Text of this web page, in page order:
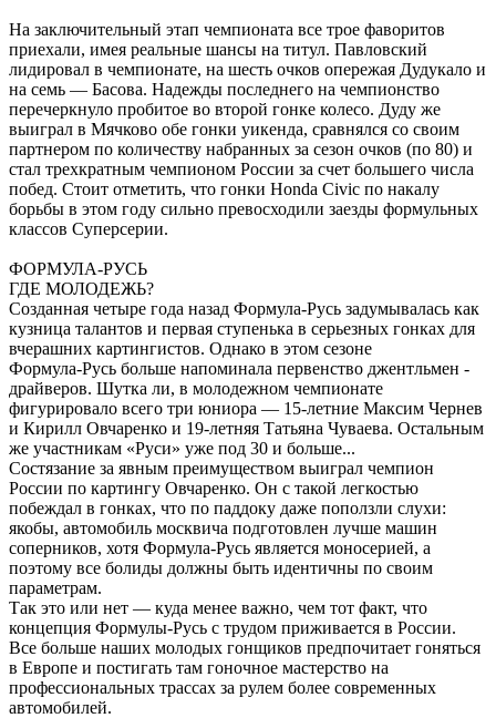
На заключительный этап чемпионата все трое фаворитов
приехали, имея реальные шансы на титул. Павловский
лидировал в чемпионате, на шесть очков опережая Дудукало и
на семь — Басова. Надежды последнего на чемпионство
перечеркнуло пробитое во второй гонке колесо. Дуду же
выиграл в Мячково обе гонки уикенда, сравнялся со своим
партнером по количеству набранных за сезон очков (по 80) и
стал трехкратным чемпионом России за счет большего числа
побед. Стоит отметить, что гонки Honda Civic по накалу
борьбы в этом году сильно превосходили заезды формульных
классов Суперсерии.
ФОРМУЛА-РУСЬ
ГДЕ МОЛОДЕЖЬ?
Созданная четыре года назад Формула-Русь задумывалась как
кузница талантов и первая ступенька в серьезных гонках для
вчерашних картингистов. Однако в этом сезоне
Формула-Русь больше напоминала первенство джентльмен -
драйверов. Шутка ли, в молодежном чемпионате
фигурировало всего три юниора — 15-летние Максим Чернев
и Кирилл Овчаренко и 19-летняя Татьяна Чуваева. Остальным
же участникам «Руси» уже под 30 и больше...
Состязание за явным преимуществом выиграл чемпион
России по картингу Овчаренко. Он с такой легкостью
побеждал в гонках, что по паддоку даже поползли слухи:
якобы, автомобиль москвича подготовлен лучше машин
соперников, хотя Формула-Русь является моносерией, а
поэтому все болиды должны быть идентичны по своим
параметрам.
Так это или нет — куда менее важно, чем тот факт, что
концепция Формулы-Русь с трудом приживается в России.
Все больше наших молодых гонщиков предпочитает гоняться
в Европе и постигать там гоночное мастерство на
профессиональных трассах за рулем более современных
автомобилей.